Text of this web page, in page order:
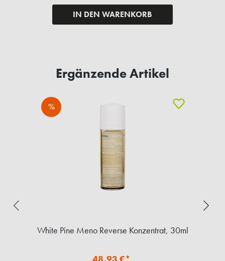
IN DEN WARENKORB
Ergänzende Artikel
%
White Pine Meno Reverse Konzentrat, 30ml
48,93 €*